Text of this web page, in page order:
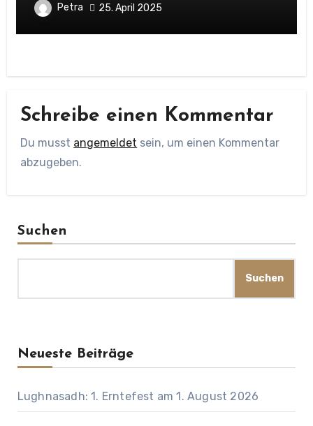
Petra 25. April 2025
Schreibe einen Kommentar
Du musst angemeldet sein, um einen Kommentar
abzugeben.
Suchen
Suchen
Neueste Beiträge
Lughnasadh: 1. Erntefest am 1. August 2026